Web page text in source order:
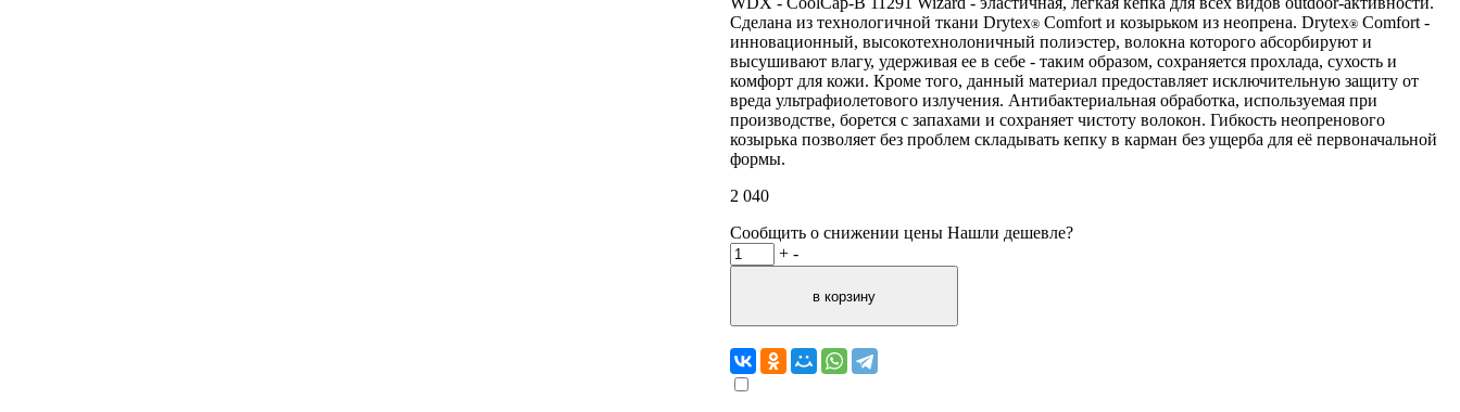
Сделана из технологичной ткани Drytex® Comfort и козырьком из неопрена. Drytex® Comfort -
инновационный, высокотехнолоничный полиэстер, волокна которого абсорбируют и
высушивают влагу, удерживая ее в себе - таким образом, сохраняется прохлада, сухость и
комфорт для кожи. Кроме того, данный материал предоставляет исключительную защиту от
вреда ультрафиолетового излучения. Антибактериальная обработка, используемая при
производстве, борется с запахами и сохраняет чистоту волокон. Гибкость неопренового
козырька позволяет без проблем складывать кепку в карман без ущерба для её первоначальной
формы.
2 040
Сообщить о снижении цены Нашли дешевле?
+ -